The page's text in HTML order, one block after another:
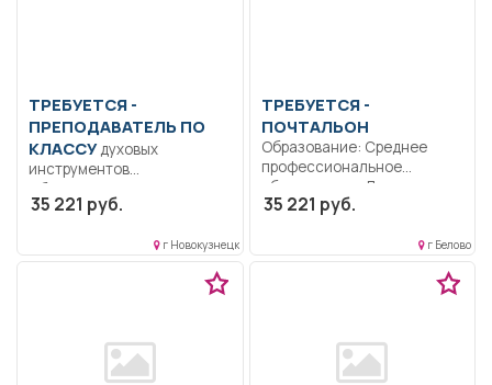
ТРЕБУЕТСЯ -
ПРЕПОДАВАТЕЛЬ ПО
КЛАССУдуховых
инструментов
Образование: Среднее
профессиональное
учащихся с учётом...
35 221 руб.
г Новокузнецк
ТРЕБУЕТСЯ -
ПОЧТАЛЬОН
Образование: Среднее
профессиональное
образование.. Доставлять и
вручать адресатам
35 221 руб.
г Белово